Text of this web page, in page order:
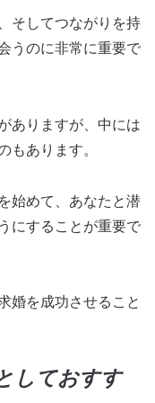
そしてつながりを持
うのに非常に重要で
ありますが、中には
もあります。
始めて、あなたと潜
にすることが重要で
婚を成功させること
しておすす